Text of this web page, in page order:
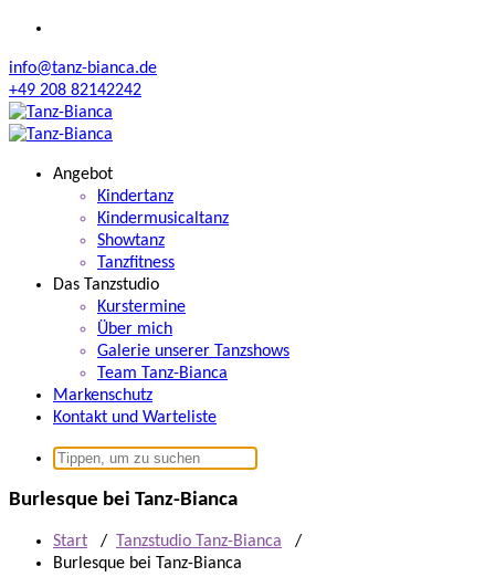
Zum
springen
info@tanz-bianca.de
+49 208 82142242
Angebot
Kindertanz
Kindermusicaltanz
Showtanz
Tanzfitness
Das Tanzstudio
Kurstermine
Über mich
Galerie unserer Tanzshows
Team Tanz-Bianca
Markenschutz
Kontakt und Warteliste
Suchen
Burlesque bei Tanz-Bianca
Start / Tanzstudio Tanz-Bianca /
Burlesque bei Tanz-Bianca